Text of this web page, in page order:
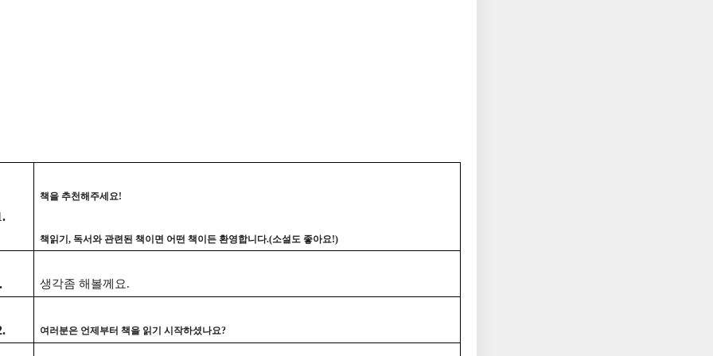
책을 추천해주세요!
책읽기, 독서와 관련된 책이면 어떤 책이든 환영합니다.(소설도 좋아요!)
생각좀 해볼께요.
여러분은 언제부터 책을 읽기 시작하셨나요?